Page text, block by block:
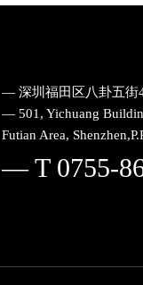
— 深圳福田区八卦五街
— 501, Yichuang
Futian Area,
— T 0755-